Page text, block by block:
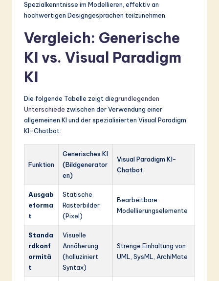
Spezialkenntnisse im Modellieren, effektiv an
hochwertigen Designgesprächen teilzunehmen.
Vergleich: Generische
KI vs. Visual Paradigm
KI
Die folgende Tabelle zeigt diegrundlegenden
Unterschiede zwischen der Verwendung einer
allgemeinen KI und der spezialisierten Visual Paradigm
KI-Chatbot:
Funktion
Generisches KI
(Bildgenerator
en)
Visual Paradigm KI-
Chatbot
Ausgab
eforma
t
Statische
Rasterbilder
(Pixel)
Bearbeitbare
Modellierungselemente
Standa
rdkonf
ormitä
t
Visuelle
Annäherung
(halluziniert
Syntax)
Strenge Einhaltung von
UML, SysML, ArchiMate